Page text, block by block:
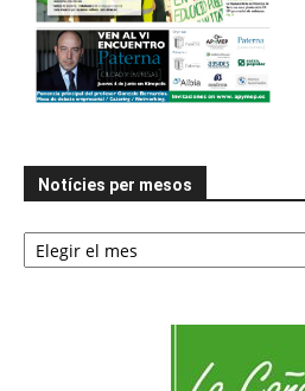
Notícies per mesos
Notícies
per